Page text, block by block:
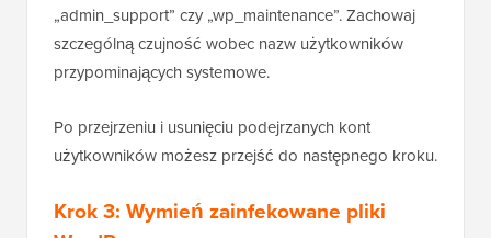
„admin_support” czy „wp_maintenance”. Zachowaj
szczególną czujność wobec nazw użytkowników
przypominających systemowe.
Po przejrzeniu i usunięciu podejrzanych kont
użytkowników możesz przejść do następnego kroku.
Krok 3: Wymień zainfekowane pliki